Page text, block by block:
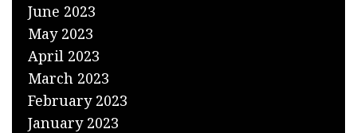
June 2023
May 2023
April 2023
March 2023
February 2023
January 2023